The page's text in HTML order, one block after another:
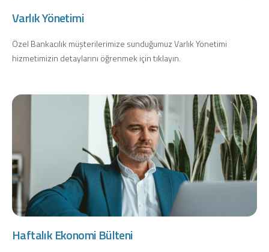
Tarım Finansmanı
Yatırım
Varlık Yönetimi
Özel Bankacılık müşterilerimize sunduğumuz Varlık Yönetimi
hizmetimizin detaylarını öğrenmek için tıklayın.
Haftalık Ekonomi Bülteni